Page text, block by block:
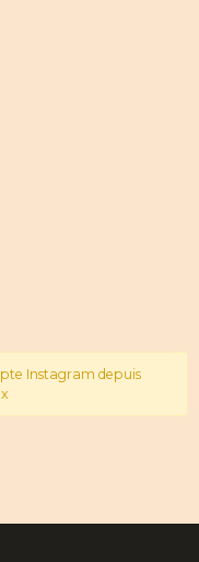
Instagram depuis